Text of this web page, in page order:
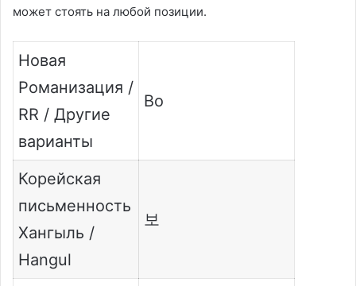
может стоять на любой позиции.
Новая
Романизация /
RR / Другие
варианты
Bo
Корейская
письменность
Хангыль /
Hangul
보